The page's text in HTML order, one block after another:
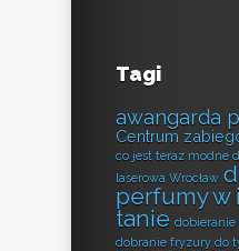
Tagi
awangarda
Centrum
co jest teraz modne
laserowa Wrocław
perfumy w
tanie dobieranie
dobranie fryzury do